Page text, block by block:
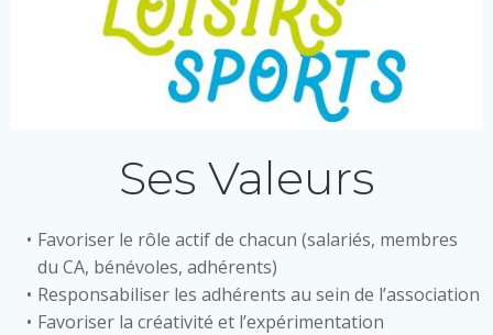
Ses Valeurs
Favoriser le rôle actif de chacun (salariés, membres
du CA, bénévoles, adhérents)
Responsabiliser les adhérents au sein de l’association
Favoriser la créativité et l’expérimentation